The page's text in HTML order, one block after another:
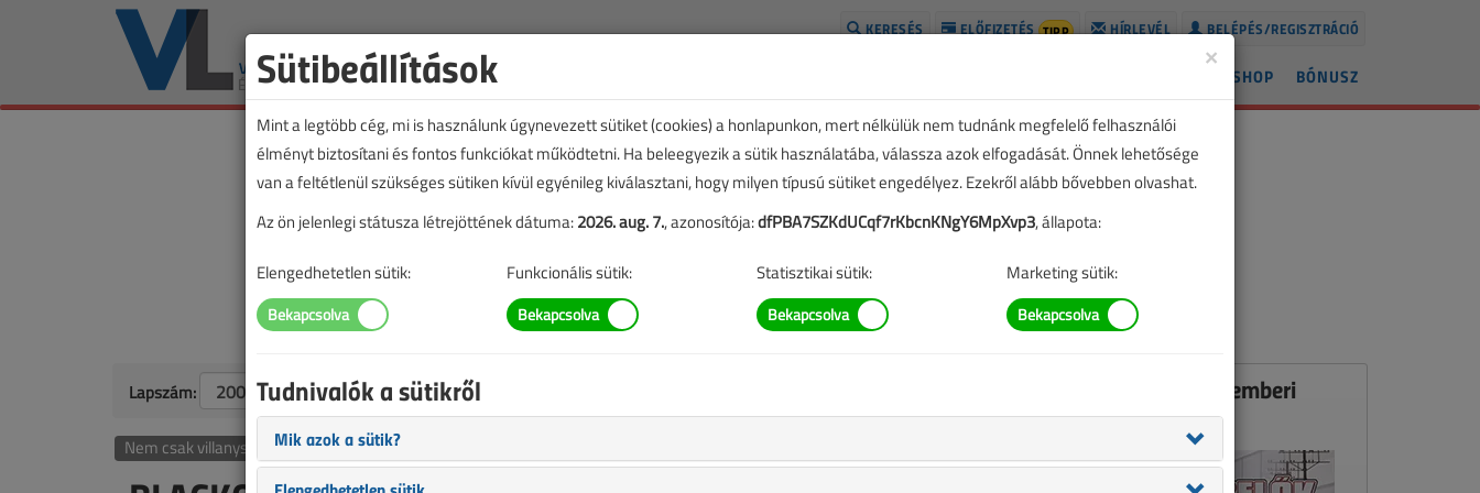
BELÉPÉS/REGISZTRÁCIÓ
HÍRLEVÉL
ELŐFIZETÉS TIPP
KERESÉS
BÓNUSZ
SHOP
Lapszám:
Nem csak villanyszerelőknek
Ez a cikk a VL 2003. szeptemberi
számában jelent meg.
×
Sütibeállítások
Mint a legtöbb cég, mi is használunk úgynevezett sütiket (cookies) a honlapunkon, mert nélkülük nem tudnánk megfelelő felhasználói
élményt biztosítani és fontos funkciókat működtetni. Ha beleegyezik a sütik használatába, válassza azok elfogadását. Önnek lehetősége
van a feltétlenül szükséges sütiken kívül egyénileg kiválasztani, hogy milyen típusú sütiket engedélyez. Ezekről alább bővebben olvashat.
Az ön jelenlegi státusza létrejöttének dátuma:2026. aug. 7., azonosítója:dfPBA7SZKdUCqf7rKbcnKNgY6MpXvp3, állapota:
Elengedhetetlen sütik: Funkcionális sütik: Statisztikai sütik: Marketing sütik:
Tudnivalók a sütikről
Mik azok a sütik?